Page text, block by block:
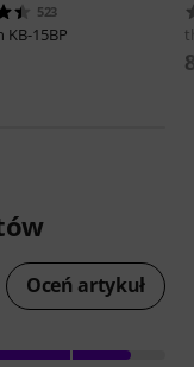
523
KB-15BP
Oceń artykuł